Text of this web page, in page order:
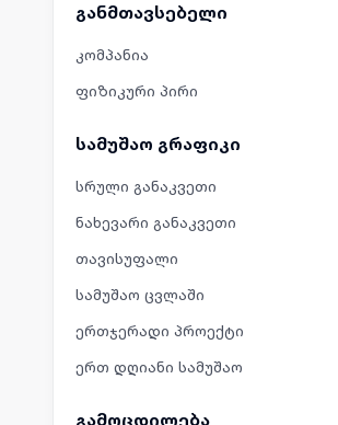
განმთავსებელი
კომპანია
ფიზიკური პირი
სამუშაო გრაფიკი
სრული განაკვეთი
ნახევარი განაკვეთი
თავისუფალი
სამუშაო ცვლაში
ერთჯერადი პროექტი
ერთ დღიანი სამუშაო
გამოცდილება